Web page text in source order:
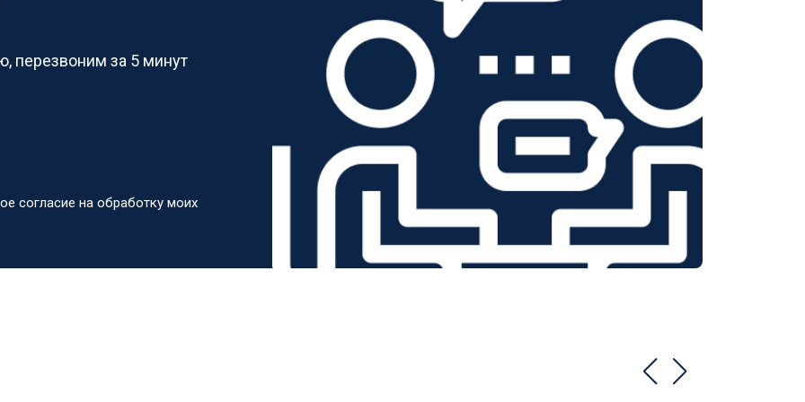
от 1550 ₽ Заказать
от 1600 ₽ Заказать
от 40 мин Заказать
от 1550 ₽ Заказать
перезвоним за 5 минут
согласие на обработку моих